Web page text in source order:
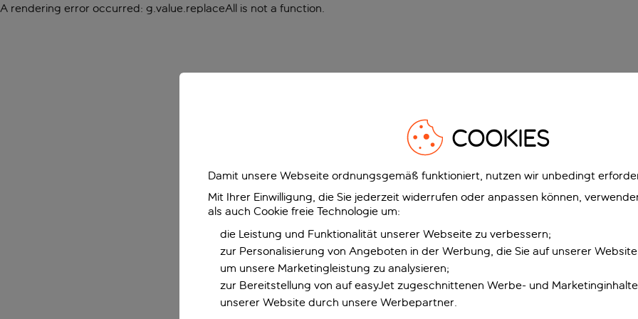
A rendering error occurred: g.value.replaceAll is not a function.
COOKIES
Damit unsere Webseite ordnungsgemäß funktioniert, nutzen wir unbedingt
Mit Ihrer Einwilligung, die Sie jederzeit widerrufen oder anpassen können,
als auch Cookie freie Technologie um:
die Leistung und Funktionalität unserer Webseite zu verbessern;
zur Personalisierung von Angeboten in der Werbung, die Sie auf unserer
um unsere Marketingleistung zu analysieren;
zur Bereitstellung von auf easyJet zugeschnittenen Werbe- und
unserer Website durch unsere Werbepartner.